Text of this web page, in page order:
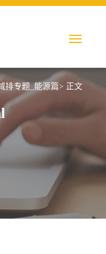
排专题_能源篇> 正文